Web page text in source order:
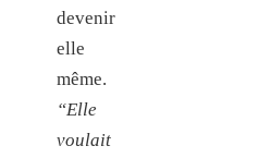
devenir
elle
même.
“Elle
voulait